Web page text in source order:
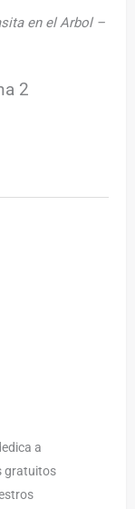
en el Arbol –
2
a
gratuitos